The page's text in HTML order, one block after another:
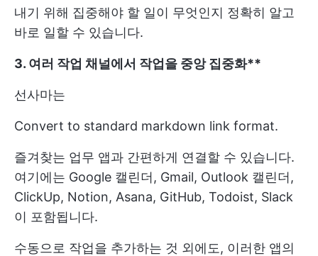
내기 위해 집중해야 할 일이 무엇인지 정확히 알고
바로 일할 수 있습니다.
3. 여러 작업 채널에서 작업을 중앙 집중화**
선사마는
Convert to standard markdown link format.
즐겨찾는 업무 앱과 간편하게 연결할 수 있습니다.
여기에는 Google 캘린더, Gmail, Outlook 캘린더,
ClickUp, Notion, Asana, GitHub, Todoist, Slack
이 포함됩니다.
수동으로 작업을 추가하는 것 외에도, 이러한 앱의